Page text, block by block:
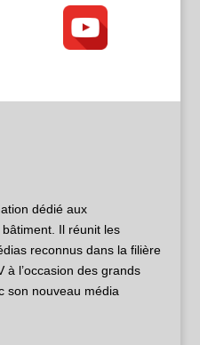
dédié aux
Il réunit les
reconnus dans la filière
à l’occasion des grands
son nouveau média